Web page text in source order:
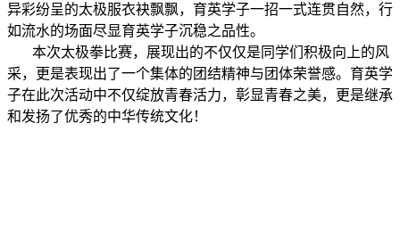
异彩纷呈的太极服衣袂飘飘，育英学子一招一式连贯自然，行
如流水的场面尽显育英学子沉稳之品性。
本次太极拳比赛，展现出的不仅仅是同学们积极向上的风
采，更是表现出了一个集体的团结精神与团体荣誉感。育英学
子在此次活动中不仅绽放青春活力，彰显青春之美，更是继承
和发扬了优秀的中华传统文化！